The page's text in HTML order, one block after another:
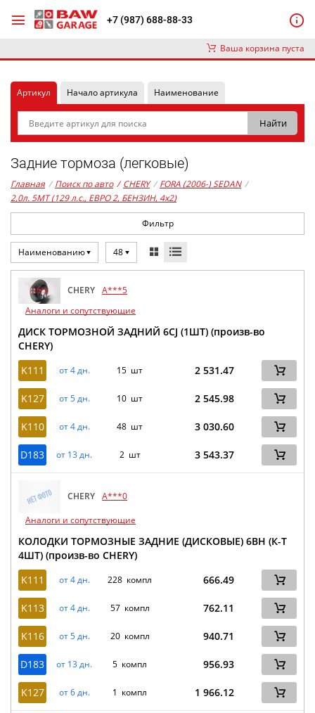
+7 (987) 688-88-33
Ваша корзина пуста
Артикул Начало артикула Наименование
Задние тормоза (легковые)
Главная / Поиск по авто / CHERY / FORA (2006-) SEDAN /
2,0л. 5MT (129 л.с., ЕВРО 2, БЕНЗИН, 4x2)
Фильтр
Наименованию 48
CHERY A***5
Аналоги и сопутствующие
ДИСК ТОРМОЗНОЙ ЗАДНИЙ 6CJ (1ШТ) (произв-во
CHERY)
K111
от 4 дн. 15 шт 2 531.47
K127 от 5 дн. 10 шт 2 545.98
K110 от 4 дн. 48 шт 3 030.60
D183 от 13 дн. 2 шт 3 543.37
CHERY A***0
Аналоги и сопутствующие
КОЛОДКИ ТОРМОЗНЫЕ ЗАДНИЕ (ДИСКОВЫЕ) 6BH (К-Т
4ШТ) (произв-во CHERY)
K111
от 4 дн. 228 компл 666.49
K113 от 4 дн. 57 компл 762.11
K116 от 5 дн. 20 компл 940.71
D183 от 13 дн. 5 компл 956.93
K127 от 6 дн. 1 компл 1 966.12